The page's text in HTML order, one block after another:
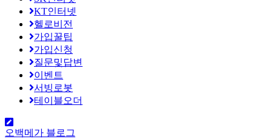
KT인터넷
헬로비전
가입꿀팁
가입신청
질문및답변
이벤트
서빙로봇
테이블오더
오백메가 블로그